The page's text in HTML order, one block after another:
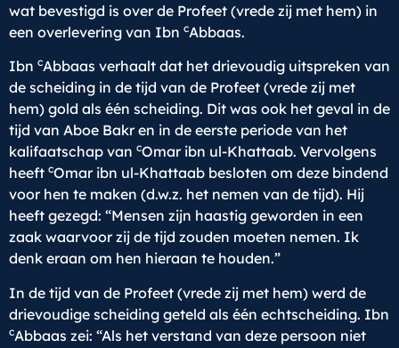
wat bevestigd is over de Profeet (vrede zij met hem) in
een overlevering van Ibn cAbbaas.
Ibn cAbbaas verhaalt dat het drievoudig uitspreken van
de scheiding in de tijd van de Profeet (vrede zij met
hem) gold als één scheiding. Dit was ook het geval in de
tijd van Aboe Bakr en in de eerste periode van het
kalifaatschap van cOmar ibn ul-Khattaab. Vervolgens
heeft cOmar ibn ul-Khattaab besloten om deze bindend
voor hen te maken (d.w.z. het nemen van de tijd). Hij
heeft gezegd: “Mensen zijn haastig geworden in een
zaak waarvoor zij de tijd zouden moeten nemen. Ik
denk eraan om hen hieraan te houden.”
In de tijd van de Profeet (vrede zij met hem) werd de
drievoudige scheiding geteld als één echtscheiding. Ibn
cAbbaas zei: “Als het verstand van deze persoon niet